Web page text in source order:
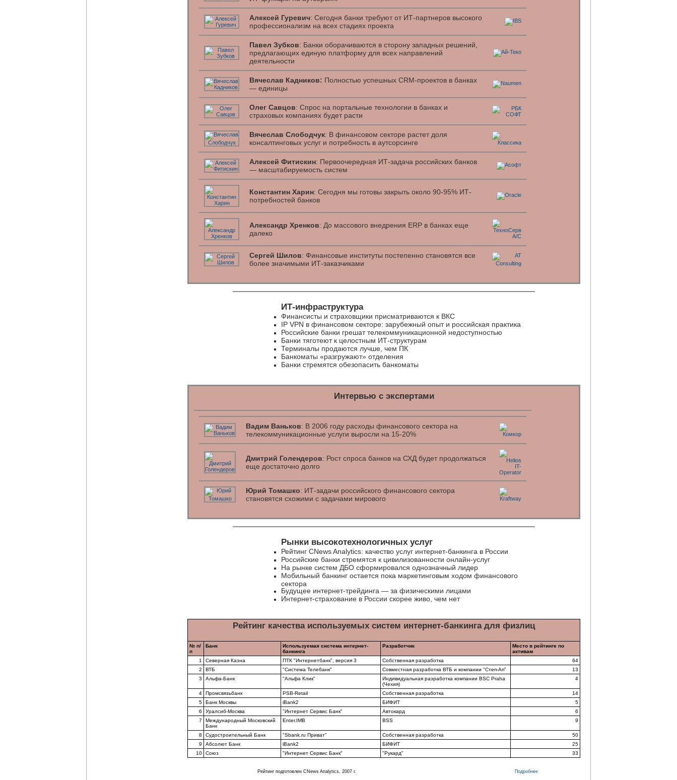
Алексей Гуревич: Сегодня банки требуют от ИТ-партнеров высокого
профессионализм на всех стадиях проекта
Павел Зубков: Банки оборачиваются в сторону западных решений,
предлагающих единую платформу для всех направлений
деятельности
Вячеслав Кадников: Полностью успешных CRM-проектов в банках
— единицы
Олег Савцов: Спрос на портальные технологии в банках и
страховых компаниях будет расти
Вячеслав Слободчук: В финансовом секторе растет доля
консалтинговых услуг и потребность в аутсорсинге
Алексей Фитискин: Первоочередная ИТ-задача российских банков
— масштабируемость систем
Константин Харин: Сегодня мы готовы закрыть около 90-95% ИТ-
потребностей банков
Александр Хренков: До массового внедрения ERP в банках еще
далеко
Сергей Шилов: Финансовые институты постепенно становятся все
более значимыми ИТ-заказчиками
ИТ-инфраструктура
Финансисты и страховщики присматриваются к ВКС
IP VPN в финансовом секторе: зарубежный опыт и российская практика
Российские банки грешат телекоммуникационной недоступностью
Банки тяготеют к целостным ИТ-структурам
Терминалы продаются лучше, чем ПК
Банкоматы «разгружают» отделения
Банки стремятся обезопасить банкоматы
Интервью с экспертами
Вадим Ваньков: В 2006 году расходы финансового сектора на
телекоммуникационные услуги выросли на 15-20%
Дмитрий Голендеров: Рост спроса банков на СХД будет продолжаться
еще достаточно долго
Юрий Томашко: ИТ-задачи российского финансового сектора
становятся схожими с задачами мирового
Рынки высокотехнологичных услуг
Рейтинг CNews Analytics: качество услуг интернет-банкинга в России
Российские банки стремятся к цивилизованности онлайн-услуг
На рынке систем ДБО сформировался однозначный лидер
Мобильный банкинг остается пока маркетинговым ходом финансового
сектора
Будущее интернет-трейдинга — за физическими лицами
Интернет-страхование в России скорее живо, чем нет
Рейтинг качества используемых систем интернет-банкинга для физлиц
№ п/
п
Банк
Используемая система интернет-
банкинга
Разработчик
Место в рейтинге по
активам
1
Северная Казна ПТК "Интернетбанк", версия 3 Собственная разработка
64
2
ВТБ "Система Телебанк" Совместная разработка ВТБ и компании "Степ-Ап"
13
3
Альфа-Банк "Альфа Клик"
Индивидуальная разработка компании BSC Praha
(Чехия)
4
4 Промсвязьбанк PSB-Retail Собственная разработка
14
5
Банк Москвы iBank2 БИФИТ
5
6
Уралсиб-Москва "Интернет Сервис Банк" Автокард
6
7
Международный Московский
Банк
Enter.IMB BSS 9
8 Судостроительный Банк "Sbank.ru Приват" Собственная разработка
50
9
Абсолют Банк iBank2 БИФИТ
25
10
Союз "Интернет Сервис Банк" "Рукард" 33
Рейтинг подготовлен CNews Analytics, 2007 г. Подробнее